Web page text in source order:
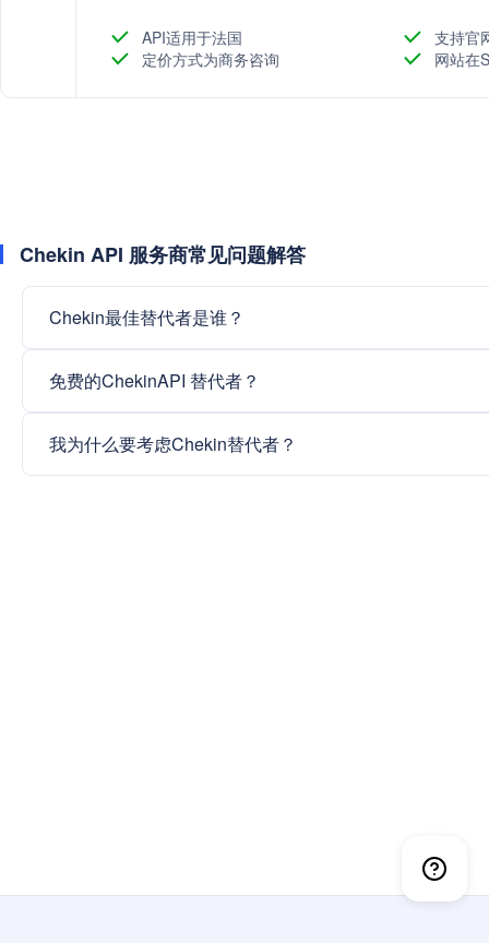
API适用于法国
支持官
定价方式为商务咨询
网站在
Chekin API 服务商常见问题解答
Chekin最佳替代者是谁？
免费的ChekinAPI 替代者？
我为什么要考虑Chekin替代者？